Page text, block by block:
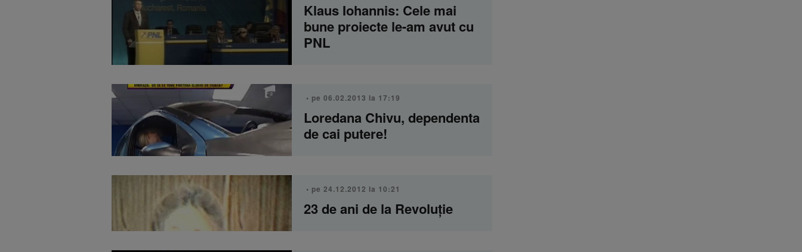
Klaus Iohannis: Cele mai
bune proiecte le-am avut cu
PNL
• pe 06.02.2013 la 17:19
Loredana Chivu, dependenta
de cai putere!
• pe 24.12.2012 la 10:21
23 de ani de la Revoluţie